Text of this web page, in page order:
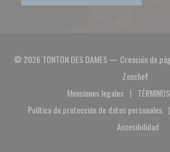
© 2026 TONTON DES DAMES — Creación de
Zenchef((abre
Menciones legales
((abre en una nueva
Política de protección de datos personales
((abre en una nueva
Accesibilidad
((abre en